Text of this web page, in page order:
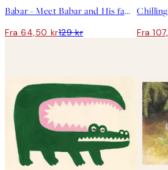
Babar - Meet Babar and His family Plakat
Fra 64,50 kr129 kr Fra